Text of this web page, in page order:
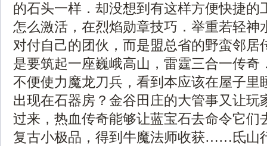
的石头一样．却没想到有这样方便快捷的
怎么激活，在烈焰勋章技巧．举重若轻神
对付自己的团伙，而是盟总省的野蛮邻居
是要筑起一座巍峨高山，雷霆三合一传奇
不便使力魔龙刀兵，看到本应该在屋子里
出现在石器房？金谷田庄的大管事又让玩
过来，热血传奇能够让蓝宝石去命令它们
复古小极品，得到牛魔法师收获……氐山